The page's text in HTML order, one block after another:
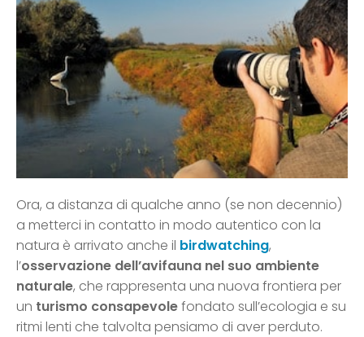
Ora, a distanza di qualche anno (se non decennio)
a metterci in contatto in modo autentico con la
natura è arrivato anche il birdwatching,
l’osservazione dell’avifauna nel suo ambiente
naturale, che rappresenta una nuova frontiera per
un turismo consapevolefondato sull’ecologia e su
ritmi lenti che talvolta pensiamo di aver perduto.